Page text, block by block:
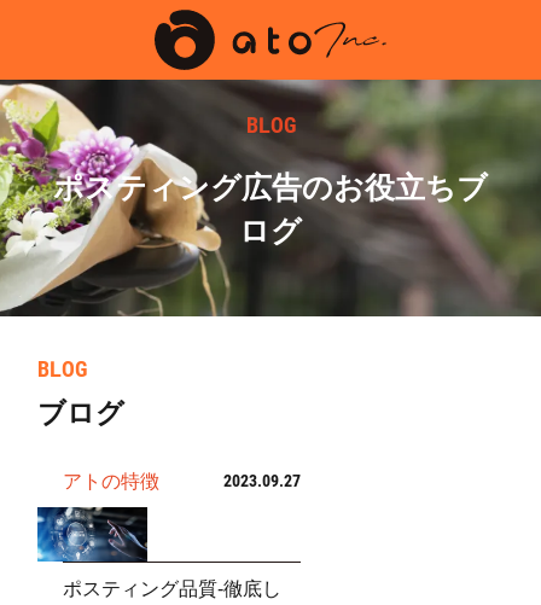
BLOG
ポスティング広告のお役立ちブ
ログ
BLOG
ブログ
アトの特徴 2023.09.27
ポスティング品質-徹底し